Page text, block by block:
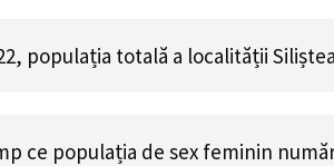
populația totală a localității
ce populația de sex feminin